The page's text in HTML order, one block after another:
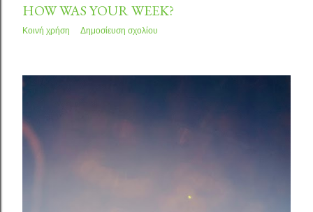
HOW WAS YOUR WEEK?
Κοινή χρήση Δημοσίευση σχολίου